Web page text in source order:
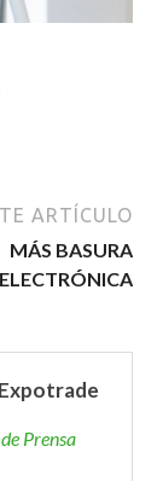
ARTÍCULO
MÁS BASURA
ELECTRÓNICA
Prensa